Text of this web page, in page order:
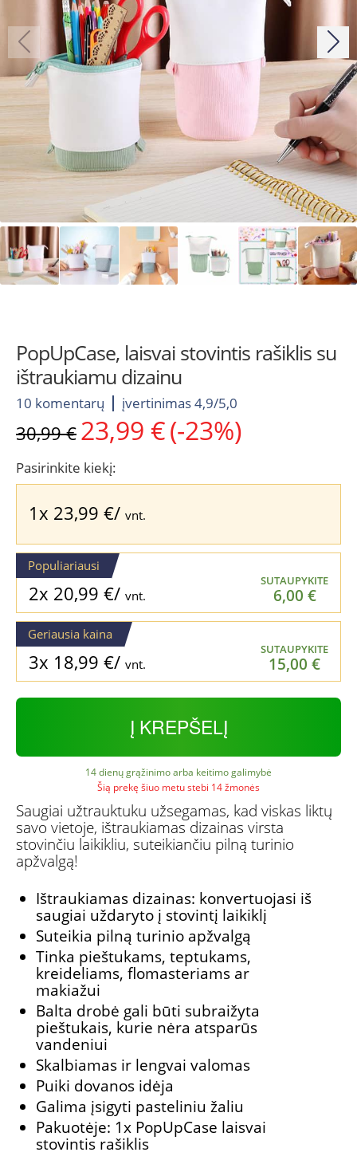
PopUpCase, laisvai stovintis rašiklis su
ištraukiamu dizainu
10 komentarų įvertinimas 4,9/5,0
30,99€ Original
price
was:
30,99 €.
23,99 € Current
price
23,99 €.
(-23%)
Pasirinkite kiekį:
1x 23,99 €/ vnt.
Populiariausi
2x 20,99 €/ vnt.
SUTAUPYKITE
6,00 €
Geriausia kaina
3x 18,99 €/ vnt.
SUTAUPYKITE
15,00 €
Į KREPŠELĮ
14 dienų grąžinimo arba keitimo galimybė
Šią prekę šiuo metu stebi 14 žmonės
Saugiai užtrauktuku užsegamas, kad viskas liktų
savo vietoje, ištraukiamas dizainas virsta
stovinčiu laikikliu, suteikiančiu pilną turinio
apžvalgą!
Ištraukiamas dizainas: konvertuojasi iš
saugiai uždaryto į stovintį laikiklį
Suteikia pilną turinio apžvalgą
Tinka pieštukams, teptukams,
kreideliams, flomasteriams ar
makiažui
Balta drobė gali būti subraižyta
pieštukais, kurie nėra atsparūs
vandeniui
Skalbiamas ir lengvai valomas
Puiki dovanos idėja
Galima įsigyti pasteliniu žaliu
Pakuotėje: 1x PopUpCase laisvai
stovintis rašiklis